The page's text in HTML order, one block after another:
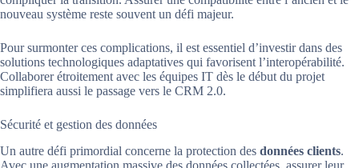
nouveau système reste souvent un défi majeur.
Pour surmonter ces complications, il est essentiel d’investir dans des
solutions technologiques adaptatives qui favorisent l’interopérabilité.
Collaborer étroitement avec les équipes IT dès le début du projet
simplifiera aussi le passage vers le CRM 2.0.
Sécurité et gestion des données
Un autre défi primordial concerne la protection des données clients.